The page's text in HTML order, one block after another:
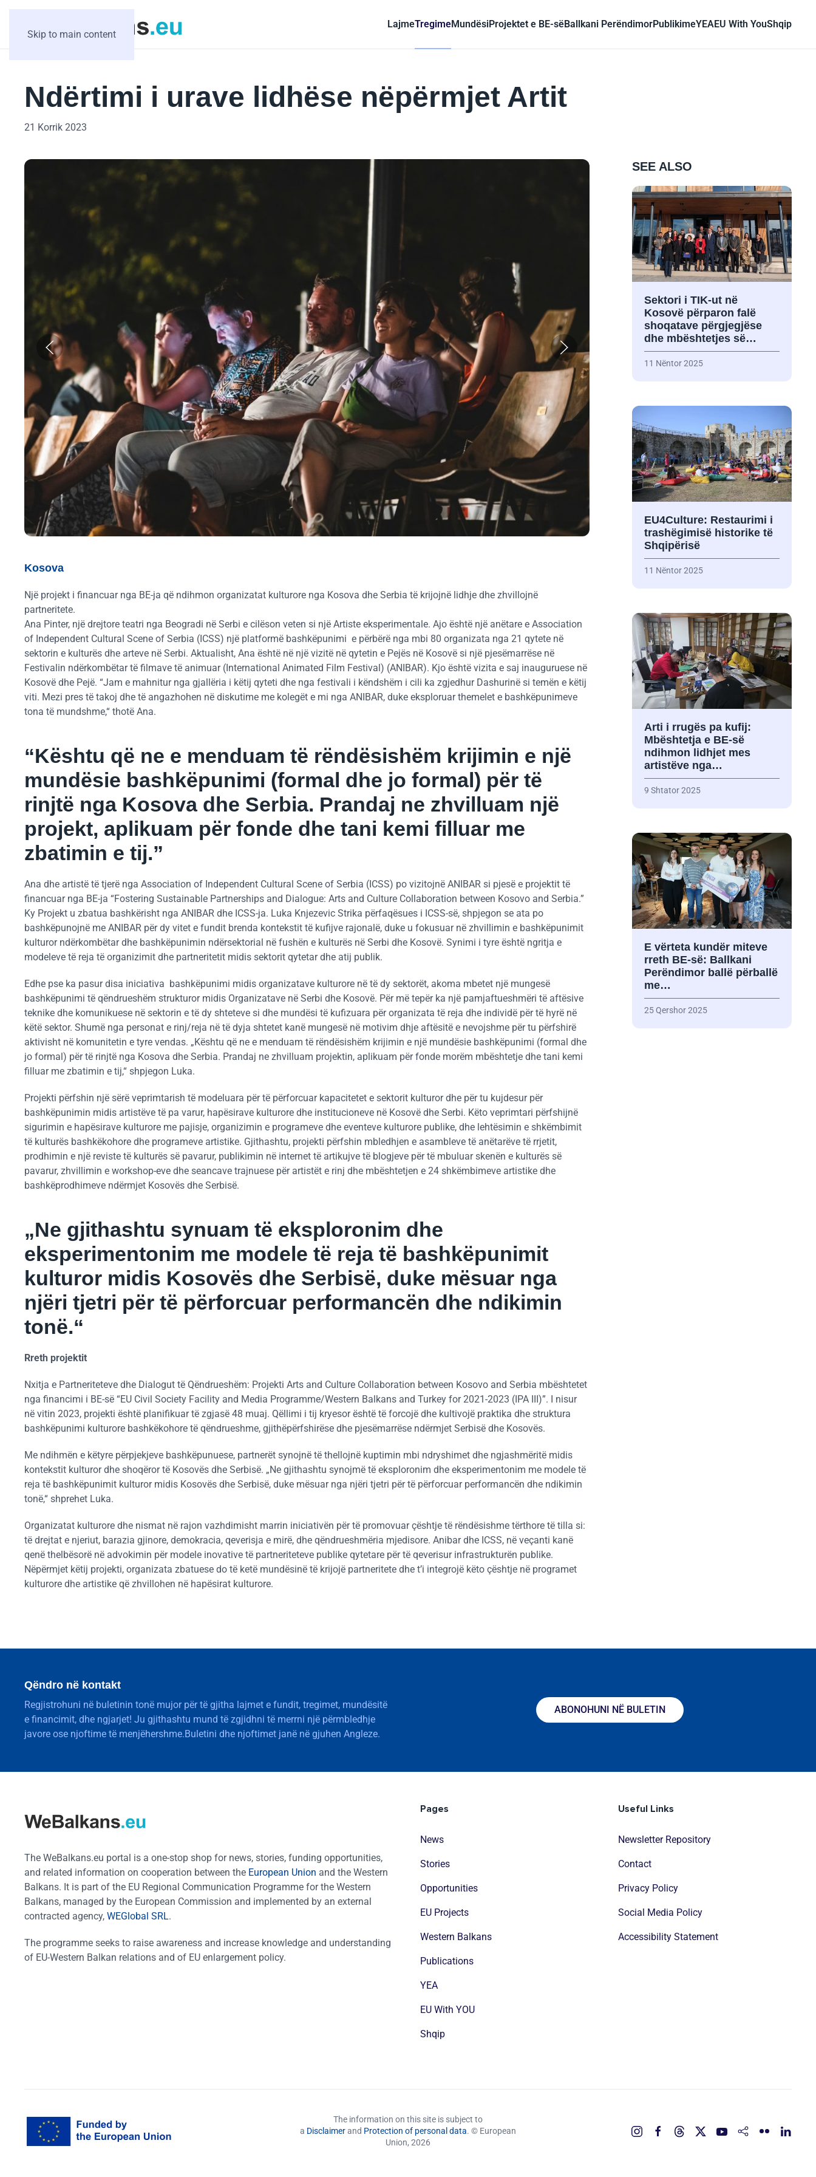
Skip to main content
LajmeTregimeMundësiProjektet e BE-sëBallkani PerëndimorPublikimeYEAEU With YouShqip
Ndërtimi i urave lidhëse nëpërmjet Artit
21 Korrik 2023
Kosova
Një projekt i financuar nga BE-ja që ndihmon organizatat kulturore nga Kosova dhe Serbia të krijojnë lidhje dhe zhvillojnë
partneritete.
Ana Pinter, një drejtore teatri nga Beogradi në Serbi e cilëson veten si një Artiste eksperimentale. Ajo është një anëtare e Association
of Independent Cultural Scene of Serbia (ICSS) një platformë bashkëpunimi e përbërë nga mbi 80 organizata nga 21 qytete në
sektorin e kulturës dhe arteve në Serbi. Aktualisht, Ana është në një vizitë në qytetin e Pejës në Kosovë si një pjesëmarrëse në
Festivalin ndërkombëtar të filmave të animuar (International Animated Film Festival) (ANIBAR). Kjo është vizita e saj inauguruese në
Kosovë dhe Pejë. “Jam e mahnitur nga gjallëria i këtij qyteti dhe nga festivali i këndshëm i cili ka zgjedhur Dashurinë si temën e këtij
viti. Mezi pres të takoj dhe të angazhohen në diskutime me kolegët e mi nga ANIBAR, duke eksploruar themelet e bashkëpunimeve
tona të mundshme,“ thotë Ana.
“Kështu që ne e menduam të rëndësishëm krijimin e një
mundësie bashkëpunimi (formal dhe jo formal) për të
rinjtë nga Kosova dhe Serbia. Prandaj ne zhvilluam një
projekt, aplikuam për fonde dhe tani kemi filluar me
zbatimin e tij.”
Ana dhe artistë të tjerë nga Association of Independent Cultural Scene of Serbia (ICSS) po vizitojnë ANIBAR si pjesë e projektit të
financuar nga BE-ja “Fostering Sustainable Partnerships and Dialogue: Arts and Culture Collaboration between Kosovo and Serbia.”
Ky Projekt u zbatua bashkërisht nga ANIBAR dhe ICSS-ja. Luka Knjezevic Strika përfaqësues i ICSS-së, shpjegon se ata po
bashkëpunojnë me ANIBAR për dy vitet e fundit brenda kontekstit të kufijve rajonalë, duke u fokusuar në zhvillimin e bashkëpunimit
kulturor ndërkombëtar dhe bashkëpunimin ndërsektorial në fushën e kulturës në Serbi dhe Kosovë. Synimi i tyre është ngritja e
modeleve të reja të organizimit dhe partneritetit midis sektorit qytetar dhe atij publik.
Edhe pse ka pasur disa iniciativa bashkëpunimi midis organizatave kulturore në të dy sektorët, akoma mbetet një mungesë
bashkëpunimi të qëndrueshëm strukturor midis Organizatave në Serbi dhe Kosovë. Për më tepër ka një pamjaftueshmëri të aftësive
teknike dhe komunikuese në sektorin e të dy shteteve si dhe mundësi të kufizuara për organizata të reja dhe individë për të hyrë në
këtë sektor. Shumë nga personat e rinj/reja në të dyja shtetet kanë mungesë në motivim dhje aftësitë e nevojshme për tu përfshirë
aktivisht në komunitetin e tyre vendas. „Kështu që ne e menduam të rëndësishëm krijimin e një mundësie bashkëpunimi (formal dhe
jo formal) për të rinjtë nga Kosova dhe Serbia. Prandaj ne zhvilluam projektin, aplikuam për fonde morëm mbështetje dhe tani kemi
filluar me zbatimin e tij,“ shpjegon Luka.
Projekti përfshin një sërë veprimtarish të modeluara për të përforcuar kapacitetet e sektorit kulturor dhe për tu kujdesur për
bashkëpunimin midis artistëve të pa varur, hapësirave kulturore dhe institucioneve në Kosovë dhe Serbi. Këto veprimtari përfshijnë
sigurimin e hapësirave kulturore me pajisje, organizimin e programeve dhe eventeve kulturore publike, dhe lehtësimin e shkëmbimit
të kulturës bashkëkohore dhe programeve artistike. Gjithashtu, projekti përfshin mbledhjen e asambleve të anëtarëve të rrjetit,
prodhimin e një reviste të kulturës së pavarur, publikimin në internet të artikujve të blogjeve për të mbuluar skenën e kulturës së
pavarur, zhvillimin e workshop-eve dhe seancave trajnuese për artistët e rinj dhe mbështetjen e 24 shkëmbimeve artistike dhe
bashkëprodhimeve ndërmjet Kosovës dhe Serbisë.
„Ne gjithashtu synuam të eksploronim dhe
eksperimentonim me modele të reja të bashkëpunimit
kulturor midis Kosovës dhe Serbisë, duke mësuar nga
njëri tjetri për të përforcuar performancën dhe ndikimin
tonë.“
Rreth projektit
Nxitja e Partneriteteve dhe Dialogut të Qëndrueshëm: Projekti Arts and Culture Collaboration between Kosovo and Serbia mbështetet
nga financimi i BE-së “EU Civil Society Facility and Media Programme/Western Balkans and Turkey for 2021-2023 (IPA III)”. I nisur
në vitin 2023, projekti është planifikuar të zgjasë 48 muaj. Qëllimi i tij kryesor është të forcojë dhe kultivojë praktika dhe struktura
bashkëpunimi kulturore bashkëkohore të qëndrueshme, gjithëpërfshirëse dhe pjesëmarrëse ndërmjet Serbisë dhe Kosovës.
Me ndihmën e këtyre përpjekjeve bashkëpunuese, partnerët synojnë të thellojnë kuptimin mbi ndryshimet dhe ngjashmëritë midis
kontekstit kulturor dhe shoqëror të Kosovës dhe Serbisë. „Ne gjithashtu synojmë të eksploronim dhe eksperimentonim me modele të
reja të bashkëpunimit kulturor midis Kosovës dhe Serbisë, duke mësuar nga njëri tjetri për të përforcuar performancën dhe ndikimin
tonë,“ shprehet Luka.
Organizatat kulturore dhe nismat në rajon vazhdimisht marrin iniciativën për të promovuar çështje të rëndësishme tërthore të tilla si:
të drejtat e njeriut, barazia gjinore, demokracia, qeverisja e mirë, dhe qëndrueshmëria mjedisore. Anibar dhe ICSS, në veçanti kanë
qenë thelbësorë në advokimin për modele inovative të partneriteteve publike qytetare për të qeverisur infrastrukturën publike.
Nëpërmjet këtij projekti, organizata zbatuese do të ketë mundësinë të krijojë partneritete dhe t’i integrojë këto çështje në programet
kulturore dhe artistike që zhvillohen në hapësirat kulturore.
SEE ALSO
Sektori i TIK-ut në
Kosovë përparon falë
shoqatave përgjegjëse
dhe mbështetjes së…
11 Nëntor 2025
EU4Culture: Restaurimi i
trashëgimisë historike të
Shqipërisë
11 Nëntor 2025
Arti i rrugës pa kufij:
Mbështetja e BE-së
ndihmon lidhjet mes
artistëve nga…
9 Shtator 2025
E vërteta kundër miteve
rreth BE-së: Ballkani
Perëndimor ballë përballë
me…
25 Qershor 2025
Qëndro në kontakt
Regjistrohuni në buletinin tonë mujor për të gjitha lajmet e fundit, tregimet, mundësitë
e financimit, dhe ngjarjet! Ju gjithashtu mund të zgjidhni të merrni një përmbledhje
javore ose njoftime të menjëhershme.Buletini dhe njoftimet janë në gjuhen Angleze.
ABONOHUNI NË BULETIN
The WeBalkans.eu portal is a one-stop shop for news, stories, funding opportunities,
and related information on cooperation between the European Union and the Western
Balkans. It is part of the EU Regional Communication Programme for the Western
Balkans, managed by the European Commission and implemented by an external
contracted agency, WEGlobal SRL.
The programme seeks to raise awareness and increase knowledge and understanding
of EU-Western Balkan relations and of EU enlargement policy.
Pages
News
Stories
Opportunities
EU Projects
Western Balkans
Publications
YEA
EU With YOU
Shqip
Useful Links
Newsletter Repository
Contact
Privacy Policy
Social Media Policy
Accessibility Statement
The information on this site is subject to
a Disclaimerand Protection of personal data. © European
Union, 2026